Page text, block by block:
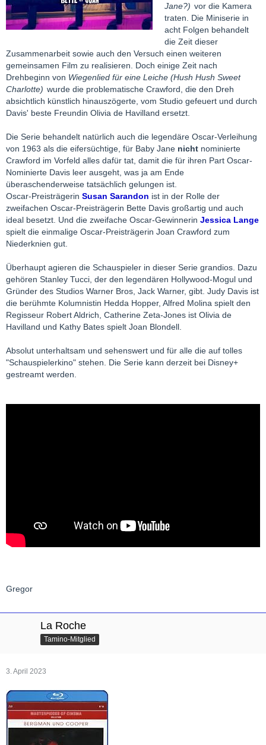
Jane?) vor die Kamera
traten. Die Miniserie in
acht Folgen behandelt
die Zeit dieser
Zusammenarbeit sowie auch den Versuch einen weiteren
gemeinsamen Film zu realisieren. Doch einige Zeit nach
Drehbeginn von Wiegenlied für eine Leiche (Hush Hush Sweet
Charlotte) wurde die problematische Crawford, die den Dreh
absichtlich künstlich hinauszögerte, vom Studio gefeuert und durch
Davis' beste Freundin Olivia de Havilland ersetzt.
Die Serie behandelt natürlich auch die legendäre Oscar-Verleihung
von 1963 als die eifersüchtige, für Baby Jane nicht nominierte
Crawford im Vorfeld alles dafür tat, damit die für ihren Part Oscar-
Nominierte Davis leer ausgeht, was ja am Ende
überaschenderweise tatsächlich gelungen ist.
Oscar-Preisträgerin Susan Sarandon ist in der Rolle der
zweifachen Oscar-Preisträgerin Bette Davis großartig und auch
ideal besetzt. Und die zweifache Oscar-Gewinnerin Jessica Lange
spielt die einmalige Oscar-Preisträgerin Joan Crawford zum
Niederknien gut.
Überhaupt agieren die Schauspieler in dieser Serie grandios. Dazu
gehören Stanley Tucci, der den legendären Hollywood-Mogul und
Gründer des Studios Warner Bros, Jack Warner, gibt. Judy Davis ist
die berühmte Kolumnistin Hedda Hopper, Alfred Molina spielt den
Regisseur Robert Aldrich, Catherine Zeta-Jones ist Olivia de
Havilland und Kathy Bates spielt Joan Blondell.
Absolut unterhaltsam und sehenswert und für alle die auf tolles
"Schauspielerkino" stehen. Die Serie kann derzeit bei Disney+
gestreamt werden.
Gregor
La Roche
Tamino-Mitglied
3. April 2023